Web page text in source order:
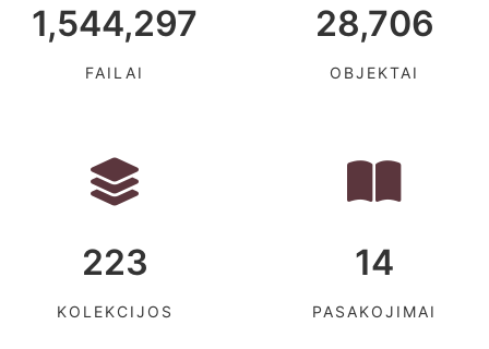
1,544,297
FAILAI
28,706
OBJEKTAI
223
KOLEKCIJOS
14
PASAKOJIMAI